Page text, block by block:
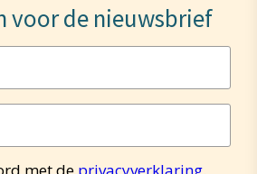
voor de nieuwsbrief